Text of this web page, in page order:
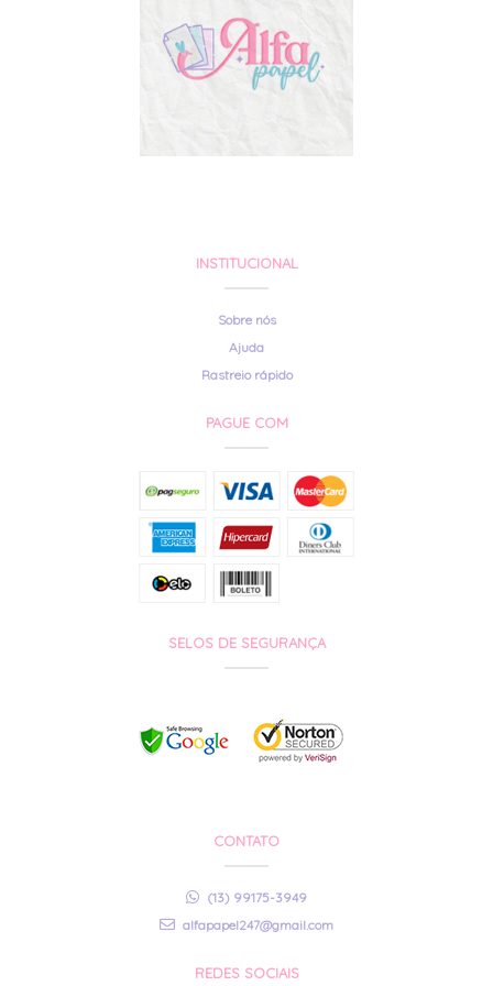
INSTITUCIONAL
Sobre nós
Ajuda
Rastreio rápido
PAGUE COM
SELOS DE SEGURANÇA
CONTATO
(13) 99175-3949
alfapapel247@gmail.com
REDES SOCIAIS